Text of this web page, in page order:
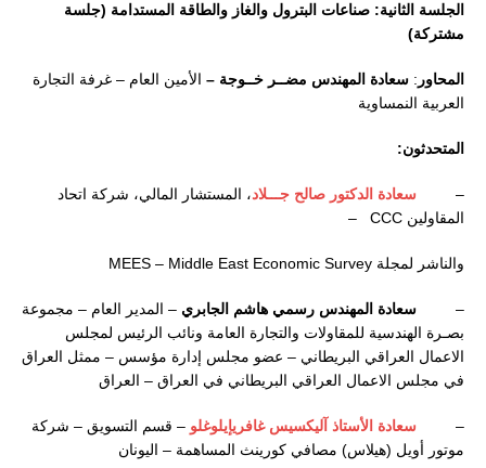
الجلسة الثانية: صناعات البترول والغاز والطاقة المستدامة (جلسة
مشتركة)
المحاور : سعادة المهندس مضــر خــوجة – الأمين العام – غرفة التجارة
العربية النمساوية
المتحدثون:
– سعادة الدكتور صالح جـــلاد، المستشار المالي، شركة اتحاد
المقاولين CCC –
والناشر لمجلة MEES – Middle East Economic Survey
– سعادة المهندس رسمي هاشم الجابري – المدير العام – مجموعة
بصـرة الهندسية للمقاولات والتجارة العامة ونائب الرئيس لمجلس
الاعمال العراقي البريطاني – عضو مجلس إدارة مؤسس – ممثل العراق
في مجلس الاعمال العراقي البريطاني في العراق – العراق
– سعادة الأستاذ آليكسيس غافريإيلوغلو – قسم التسويق – شركة
موتور أويل (هيلاس) مصافي كورينث المساهمة – اليونان